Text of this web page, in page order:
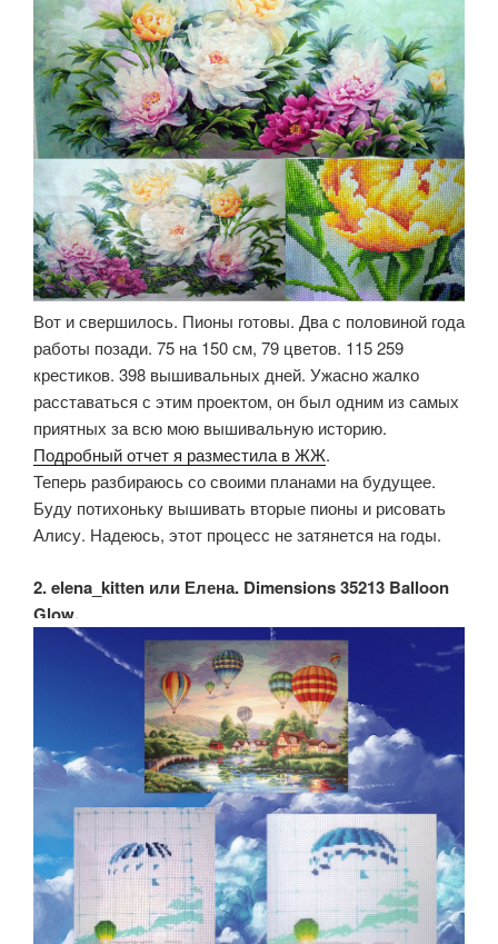
Вот и свершилось. Пионы готовы. Два с половиной года
работы позади. 75 на 150 см, 79 цветов. 115 259
крестиков. 398 вышивальных дней. Ужасно жалко
расставаться с этим проектом, он был одним из самых
приятных за всю мою вышивальную историю.
Подробный отчет я разместила в ЖЖ.
Теперь разбираюсь со своими планами на будущее.
Буду потихоньку вышивать вторые пионы и рисовать
Алису. Надеюсь, этот процесс не затянется на годы.
2. elena_kitten или Елена. Dimensions 35213 Balloon
Glow.